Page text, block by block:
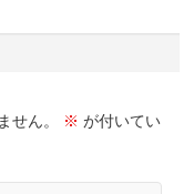
せん。 ※ が付いてい